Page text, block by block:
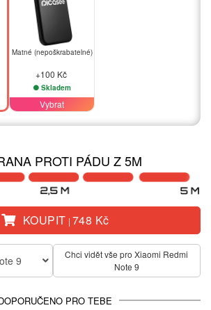
Matné (nepoškrabatelné)
+100 Kč
Skladem
Vybrat
PROTI PÁDU Z 5M
KOUPIT | 748 Kč
9
Chci vidět vše pro Xiaomi Redmi
Note 9
PRO TEBE